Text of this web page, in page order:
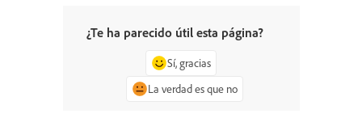
¿Te ha parecido útil esta página?
Sí, gracias
La verdad es que no